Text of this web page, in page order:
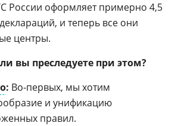
России оформляет примерно 4,5
и теперь все они
центры.
вы преследуете при этом?
: Во-первых, мы хотим
и унификацию
правил.